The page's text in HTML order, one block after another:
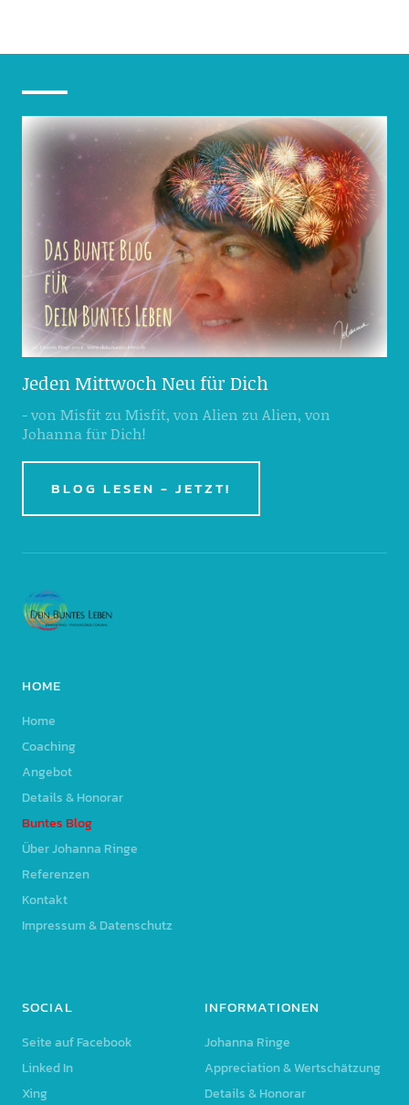
Jeden Mittwoch Neu für Dich
- von Misfit zu Misfit, von Alien zu Alien, von
Johanna für Dich!
BLOG LESEN - JETZT!
HOME
Home
Coaching
Angebot
Details & Honorar
Buntes Blog
Über Johanna Ringe
Referenzen
Kontakt
Impressum & Datenschutz
SOCIAL
Seite auf Facebook
Linked In
Xing
INFORMATIONEN
Johanna Ringe
Appreciation & Wertschätzung
Details & Honorar